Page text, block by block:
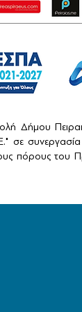
Δήμου
συνεργασία
πόρους του